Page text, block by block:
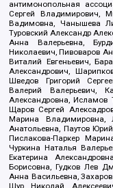
антимонопольная
Сергей Владимирович,
Вадимовна, Чанышева
Туровский Александр
Анна Валерьевна,
Николаевич, Пивоваров
Виталий Евгеньевич,
Александрович,
Шведов Григорий
Валерий Валерьевич,
Александровна, Исламов
Щаров Сергей
Марина Владимировна,
Анатольевна, Паутов
Пислакова-Паркер
Чуркина Наталья
Екатерина
Борисовна, Гудков Лев
Анна Васильевна,
Щур Николай